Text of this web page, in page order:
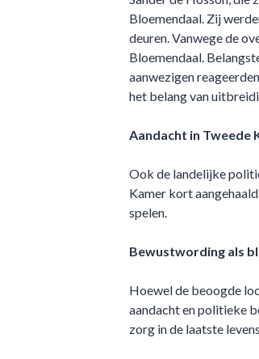
Bloemendaal. Zij
deuren. Vanwege de
Bloemendaal.
aanwezigen
het belang van
Aandacht in Tweede
Ook de landelijke
Kamer kort
spelen.
Bewustwording als
Hoewel de beoogde
aandacht en politieke
zorg in de laatste